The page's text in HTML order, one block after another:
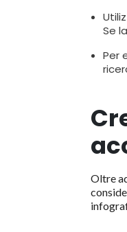
Se
Per
Oltre